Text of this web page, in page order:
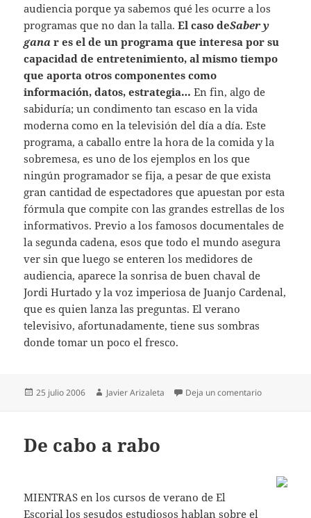
audiencia porque ya sabemos qué les ocurre a los
programas que no dan la talla.El caso deSaber y
gana r es el de un programa que interesa por su
capacidad de entretenimiento, al mismo tiempo
que aporta otros componentes como
información, datos, estrategia…En fin, algo de
sabiduría; un condimento tan escaso en la vida
moderna como en la televisión del día a día. Este
programa, a caballo entre la hora de la comida y la
sobremesa, es uno de los ejemplos en los que
ningún programador se fija, a pesar de que exista
gran cantidad de espectadores que apuestan por esta
fórmula que compite con las grandes estrellas de los
informativos. Previo a los famosos documentales de
la segunda cadena, esos que todo el mundo asegura
ver sin que luego se enteren los medidores de
audiencia, aparece la sonrisa de buen chaval de
Jordi Hurtado y la voz imperiosa de Juanjo Cardenal,
que es quien lanza las preguntas. El verano
televisivo, afortunadamente, tiene sus sombras
donde tomar un poco el fresco.
Publicado
25 julio 2006 Autor
Javier Arizaleta Deja un comentarioen Ganas y
De cabo a rabo
MIENTRAS en los cursos de verano de El
Escorial los sesudos estudiosos hablan sobre el